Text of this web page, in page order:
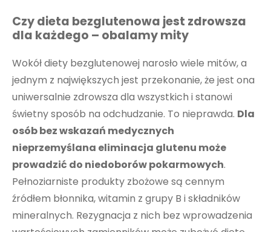
Czy dieta bezglutenowa jest zdrowsza
dla każdego – obalamy mity
Wokół diety bezglutenowej narosło wiele mitów, a
jednym z największych jest przekonanie, że jest ona
uniwersalnie zdrowsza dla wszystkich i stanowi
świetny sposób na odchudzanie. To nieprawda. Dla
osób bez wskazań medycznych
nieprzemyślana eliminacja glutenu może
prowadzić do niedoborów pokarmowych.
Pełnoziarniste produkty zbożowe są cennym
źródłem błonnika, witamin z grupy B i składników
mineralnych. Rezygnacja z nich bez wprowadzenia